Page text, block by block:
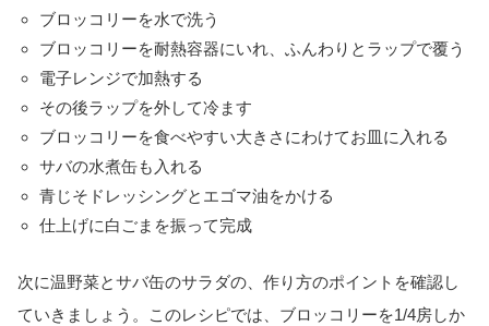
ブロッコリーを水で洗う
ブロッコリーを耐熱容器にいれ、ふんわりとラップで覆う
電子レンジで加熱する
その後ラップを外して冷ます
ブロッコリーを食べやすい大きさにわけてお皿に入れる
サバの水煮缶も入れる
青じそドレッシングとエゴマ油をかける
仕上げに白ごまを振って完成
次に温野菜とサバ缶のサラダの、作り方のポイントを確認し
ていきましょう。このレシピでは、ブロッコリーを1/4房しか